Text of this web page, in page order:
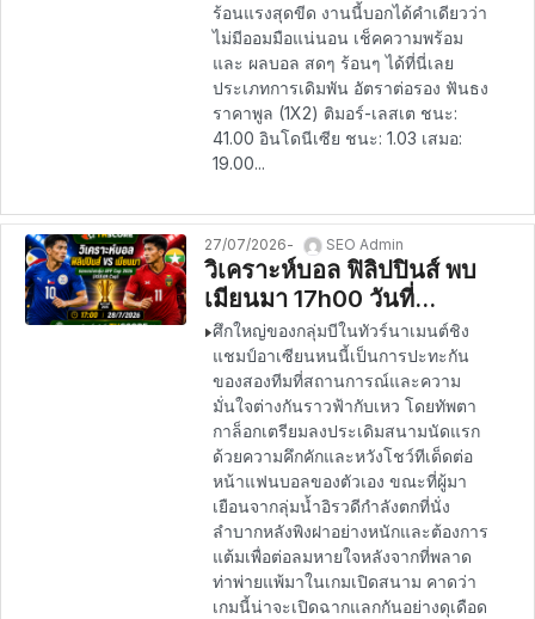
ร้อนแรงสุดขีด งานนี้บอกได้คำเดียวว่า
ไม่มีออมมือแน่นอน เช็คความพร้อม
และ ผลบอล สดๆ ร้อนๆ ได้ที่นี่เลย
ประเภทการเดิมพัน อัตราต่อรอง ฟันธง
ราคาพูล (1X2) ติมอร์-เลสเต ชนะ:
41.00 อินโดนีเซีย ชนะ: 1.03 เสมอ:
19.00...
27/07/2026 SEO Admin
วิเคราะห์บอล ฟิลิปปินส์ พบ
เมียนมา 17h00 วันที่
28/07/2026 – อาเซียน แช
มเปียนชิพ 2026
ศึกใหญ่ของกลุ่มบีในทัวร์นาเมนต์ชิง
แชมป์อาเซียนหนนี้เป็นการปะทะกัน
ของสองทีมที่สถานการณ์และความ
มั่นใจต่างกันราวฟ้ากับเหว โดยทัพตา
กาล็อกเตรียมลงประเดิมสนามนัดแรก
ด้วยความคึกคักและหวังโชว์ทีเด็ดต่อ
หน้าแฟนบอลของตัวเอง ขณะที่ผู้มา
เยือนจากลุ่มน้ำอิรวดีกำลังตกที่นั่ง
ลำบากหลังพิงฝาอย่างหนักและต้องการ
แต้มเพื่อต่อลมหายใจหลังจากที่พลาด
ท่าพ่ายแพ้มาในเกมเปิดสนาม คาดว่า
เกมนี้น่าจะเปิดฉากแลกกันอย่างดุเดือด